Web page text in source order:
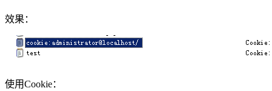
效果：
使用Cookie：